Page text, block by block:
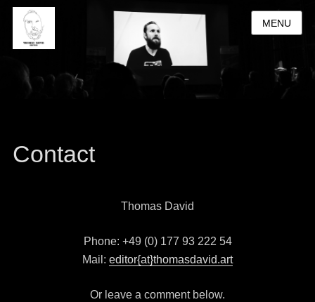
MENU
Contact
Thomas David
Phone: +49 (0) 177 93 222 54
Mail: editor{at}thomasdavid.art
Or leave a comment below.